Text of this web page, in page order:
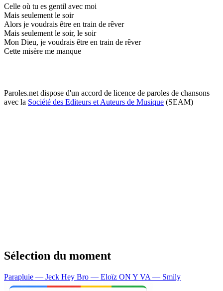
Celle où tu es gentil avec moi
Mais seulement le soir
Alors je voudrais être en train de rêver
Mais seulement le soir, le soir
Mon Dieu, je voudrais être en train de rêver
Cette misère me manque
Paroles.net dispose d'un accord de licence de paroles de chansons
avec la Société des Editeurs et Auteurs de Musique (SEAM)
Sélection du moment
Parapluie — Jeck Hey Bro — Eloïz ON Y VA — Smily